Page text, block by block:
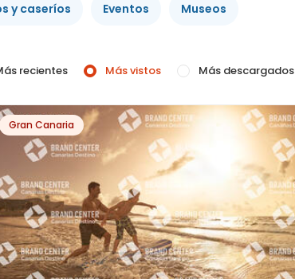
y caseríos Eventos Museos
recientes Más vistos Más descargados
Gran Canaria